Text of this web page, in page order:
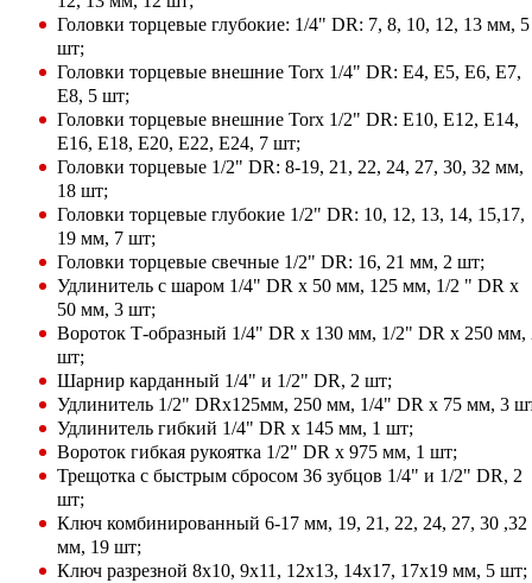
Головки торцевые глубокие: 1/4" DR: 7, 8, 10, 12, 13 мм, 5
шт;
Головки торцевые внешние Torx 1/4" DR: Е4, Е5, Е6, Е7,
Е8, 5 шт;
Головки торцевые внешние Torx 1/2" DR: Е10, Е12, Е14,
Е16, Е18, Е20, Е22, Е24, 7 шт;
Головки торцевые 1/2" DR: 8-19, 21, 22, 24, 27, 30, 32 мм,
18 шт;
Головки торцевые глубокие 1/2" DR: 10, 12, 13, 14, 15,17,
19 мм, 7 шт;
Головки торцевые свечные 1/2" DR: 16, 21 мм, 2 шт;
Удлинитель с шаром 1/4" DR х 50 мм, 125 мм, 1/2 " DR х
50 мм, 3 шт;
Вороток Т-образный 1/4" DR х 130 мм, 1/2" DR х 250 мм,
шт;
Шарнир карданный 1/4" и 1/2" DR, 2 шт;
Удлинитель 1/2" DRх125мм, 250 мм, 1/4" DR х 75 мм, 3
Удлинитель гибкий 1/4" DR х 145 мм, 1 шт;
Вороток гибкая рукоятка 1/2" DR х 975 мм, 1 шт;
Трещотка с быстрым сбросом 36 зубцов 1/4" и 1/2" DR, 2
шт;
Ключ комбинированный 6-17 мм, 19, 21, 22, 24, 27, 30 ,32
мм, 19 шт;
Ключ разрезной 8х10, 9х11, 12х13, 14х17, 17х19 мм, 5 шт;